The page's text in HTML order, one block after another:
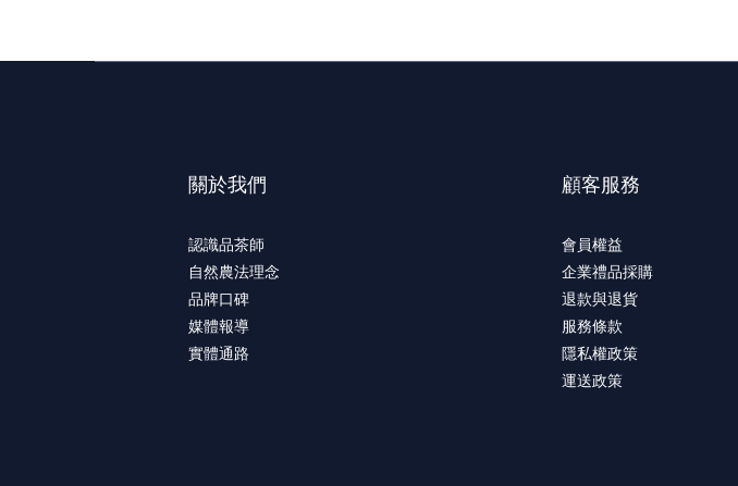
關於我們
認識品茶師
自然農法理念
品牌口碑
媒體報導
實體通路
顧客服務
會員權益
企業禮品採購
退款與退貨
服務條款
隱私權政策
運送政策